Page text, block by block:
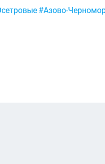
#Азово-